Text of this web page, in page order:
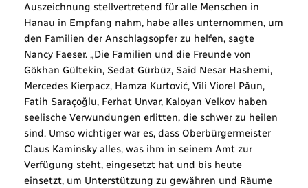
Auszeichnung stellvertretend für alle Menschen in
Hanau in Empfang nahm, habe alles unternommen, um
den Familien der Anschlagsopfer zu helfen, sagte
Nancy Faeser. „Die Familien und die Freunde von
Gökhan Gültekin, Sedat Gürbüz, Said Nesar Hashemi,
Mercedes Kierpacz, Hamza Kurtović, Vili Viorel Păun,
Fatih Saraçoğlu, Ferhat Unvar, Kaloyan Velkov haben
seelische Verwundungen erlitten, die schwer zu heilen
sind. Umso wichtiger war es, dass Oberbürgermeister
Claus Kaminsky alles, was ihm in seinem Amt zur
Verfügung steht, eingesetzt hat und bis heute
einsetzt, um Unterstützung zu gewähren und Räume